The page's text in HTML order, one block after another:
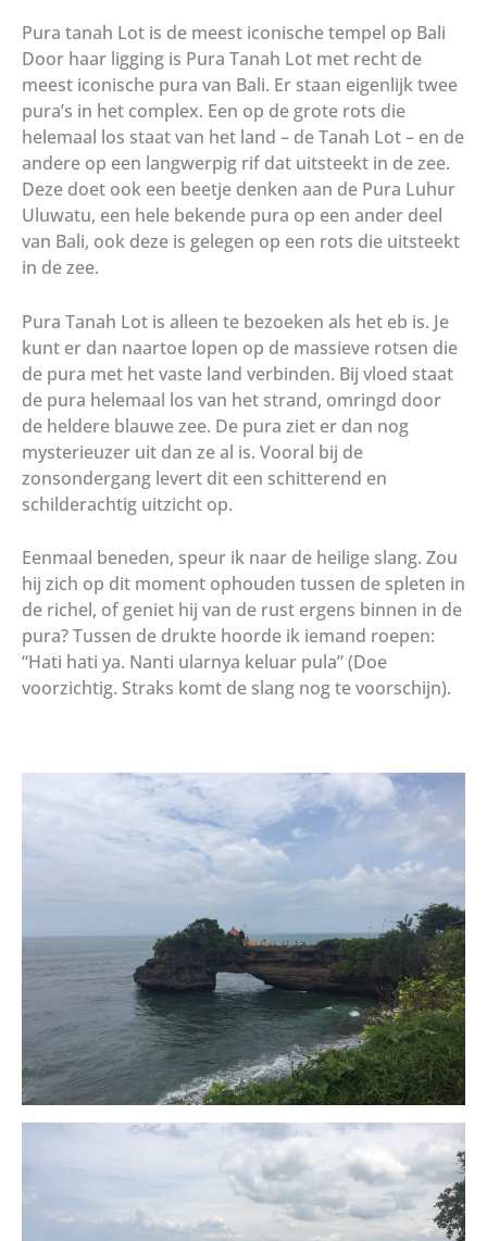
Pura tanah Lot is de meest iconische tempel op Bali
Door haar ligging is Pura Tanah Lot met recht de
meest iconische pura van Bali. Er staan eigenlijk twee
pura’s in het complex. Een op de grote rots die
helemaal los staat van het land – de Tanah Lot – en de
andere op een langwerpig rif dat uitsteekt in de zee.
Deze doet ook een beetje denken aan de Pura Luhur
Uluwatu, een hele bekende pura op een ander deel
van Bali, ook deze is gelegen op een rots die uitsteekt
in de zee.
Pura Tanah Lot is alleen te bezoeken als het eb is. Je
kunt er dan naartoe lopen op de massieve rotsen die
de pura met het vaste land verbinden. Bij vloed staat
de pura helemaal los van het strand, omringd door
de heldere blauwe zee. De pura ziet er dan nog
mysterieuzer uit dan ze al is. Vooral bij de
zonsondergang levert dit een schitterend en
schilderachtig uitzicht op.
Eenmaal beneden, speur ik naar de heilige slang. Zou
hij zich op dit moment ophouden tussen de spleten in
de richel, of geniet hij van de rust ergens binnen in de
pura? Tussen de drukte hoorde ik iemand roepen:
“Hati hati ya. Nanti ularnya keluar pula” (Doe
voorzichtig. Straks komt de slang nog te voorschijn).